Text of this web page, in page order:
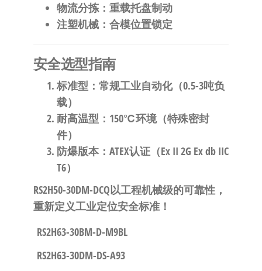
物流分拣：重载托盘制动
注塑机械：合模位置锁定
安全选型指南
标准型 ：常规工业自动化（0.5-3吨负
载）
耐高温型 ：150℃环境（特殊密封
件）
防爆版本：ATEX认证（Ex II 2G Ex db IIC
T6）
RS2H50-30DM-DCQ以工程机械级的可靠性，
重新定义工业定位安全标准！
RS2H63-30BM-D-M9BL
RS2H63-30DM-DS-A93